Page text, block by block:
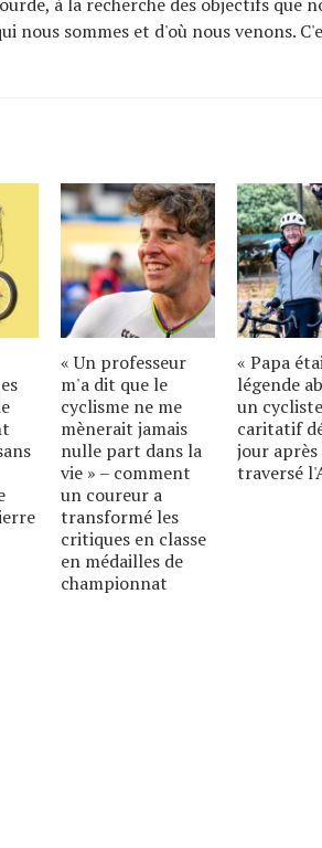
sommes et d'où nous venons.
« Un professeur
m'a dit que le
cyclisme ne me
mènerait jamais
nulle part dans la
vie » – comment
un coureur a
transformé les
critiques en classe
en médailles de
championnat
« Papa
légende
un cycliste
caritatif
jour
traversé